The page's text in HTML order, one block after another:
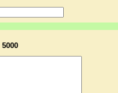
5000